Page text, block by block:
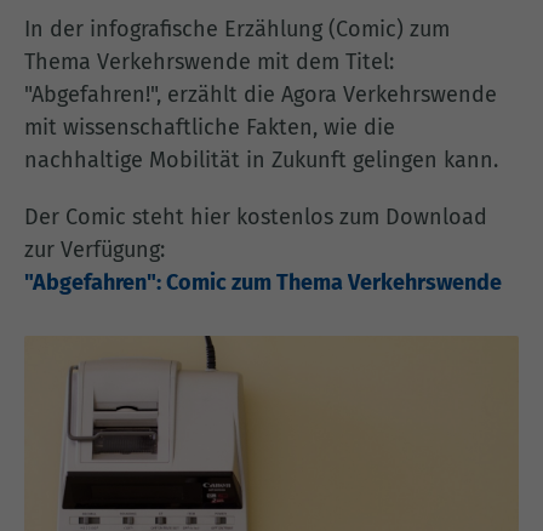
In der infografische Erzählung (Comic) zum
Thema Verkehrswende mit dem Titel:
"Abgefahren!", erzählt die Agora Verkehrswende
mit wissenschaftliche Fakten, wie die
nachhaltige Mobilität in Zukunft gelingen kann.
Der Comic steht hier kostenlos zum Download
zur Verfügung:
"Abgefahren": Comic zum Thema Verkehrswende